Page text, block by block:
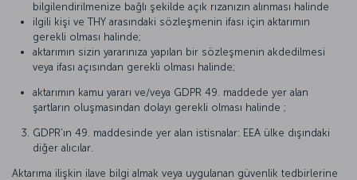
bilgilendirilmenize bağlı şekilde açık rızanızın alınması halinde
ilgili kişi ve THY arasındaki sözleşmenin ifası için aktarımın
gerekli olması halinde;
aktarımın sizin yararınıza yapılan bir sözleşmenin akdedilmesi
veya ifası açısından gerekli olması halinde;
aktarımın kamu yararı ve/veya GDPR 49. maddede yer alan
şartların oluşmasından dolayı gerekli olması halinde ;
GDPR’ın 49. maddesinde yer alan istisnalar: EEA ülke dışındaki
diğer alıcılar.
Aktarıma ilişkin ilave bilgi almak veya uygulanan güvenlik tedbirlerine